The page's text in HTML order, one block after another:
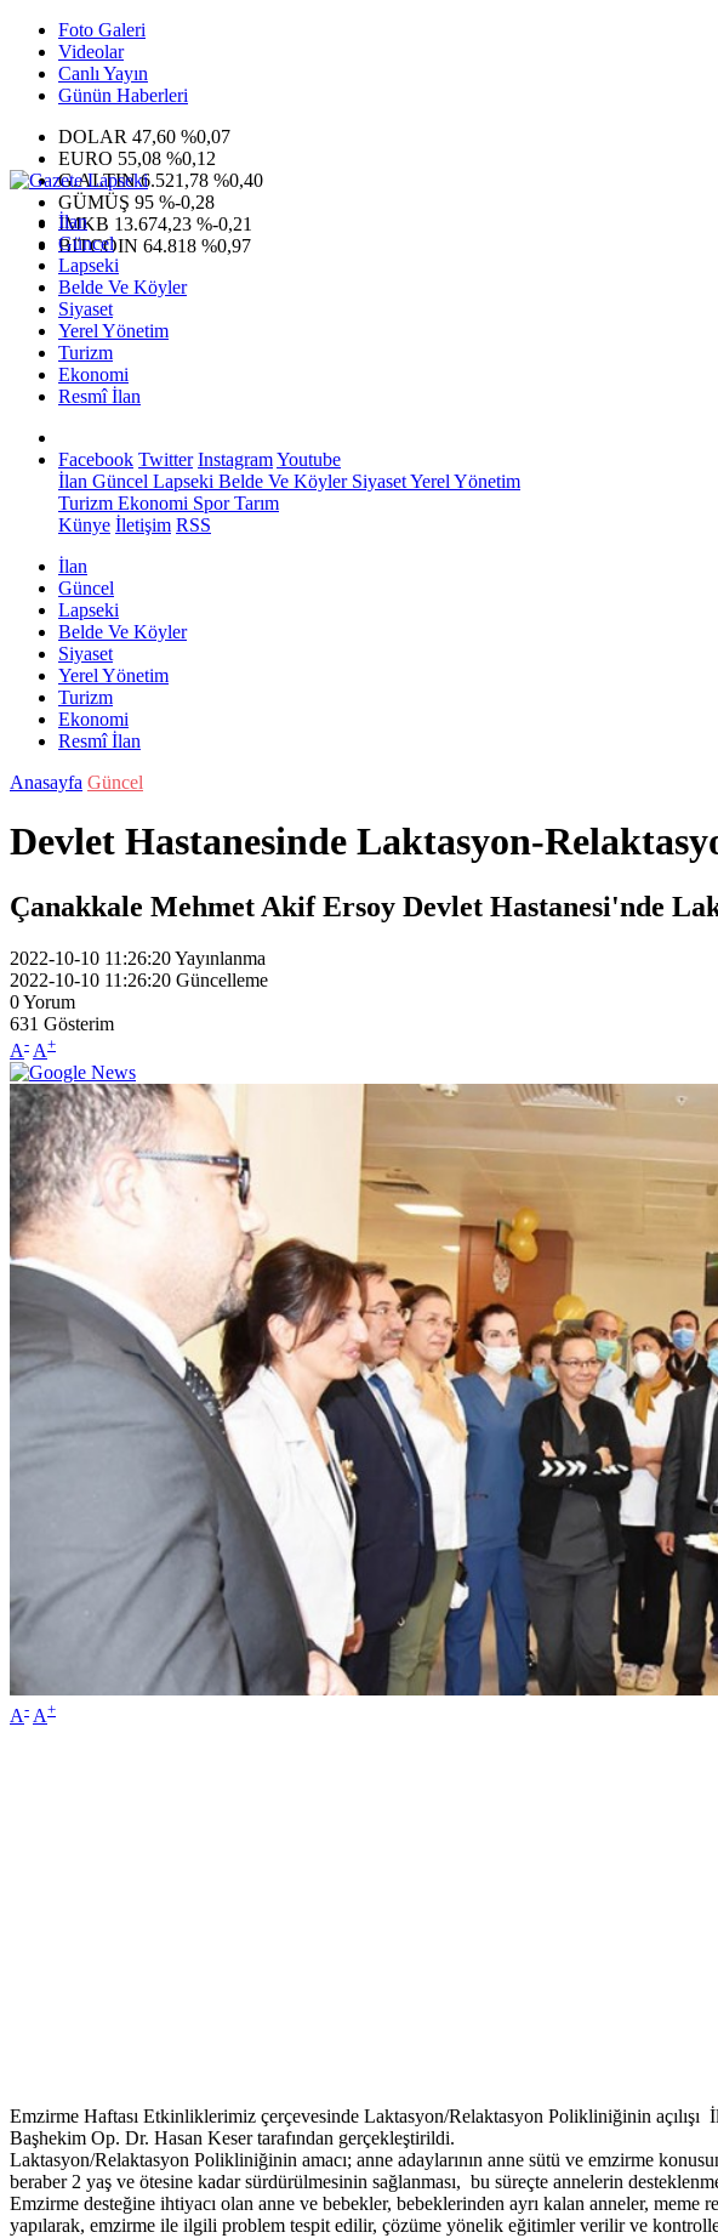
Foto Galeri
Videolar
Canlı Yayın
Günün Haberleri
DOLAR 47,60 %0,07
EURO 55,08 %0,12
G.ALTIN6.521,78 %0,40
GÜMÜŞ 95 %-0,28
IMKB 13.674,23 %-0,21
BITCOIN 64.818 %0,97
İlan
Güncel
Lapseki
Belde Ve Köyler
Siyaset
Yerel Yönetim
Turizm
Ekonomi
Resmî İlan
Facebook Twitter InstagramYoutube
İlan Güncel Lapseki Belde Ve KöylerSiyasetYerel Yönetim
Turizm Ekonomi SporTarım
Künye İletişim RSS
İlan
Güncel
Lapseki
Belde Ve Köyler
Siyaset
Yerel Yönetim
Turizm
Ekonomi
Resmî İlan
Anasayfa Güncel
Devlet Hastanesinde Laktasyon-
Çanakkale Mehmet Akif Ersoy Devlet Hastanesi'nde
2022-10-10 11:26:20Yayınlanma
2022-10-10 11:26:20 Güncelleme
0Yorum
631 Gösterim
A- A+
A- A+
Emzirme Haftası Etkinliklerimiz çerçevesinde Laktasyon/Relaktasyon Polikliniğinin
Başhekim Op. Dr. Hasan Keser tarafından gerçekleştirildi.
Laktasyon/Relaktasyon Polikliniğinin amacı; anne adaylarının anne sütü ve emzirme
beraber 2 yaş ve ötesine kadar sürdürülmesinin sağlanması, bu süreçte annelerin
Emzirme desteğine ihtiyacı olan anne ve bebekler, bebeklerinden ayrı kalan anneler,
yapılarak, emzirme ile ilgili problem tespit edilir, çözüme yönelik eğitimler verilir ve